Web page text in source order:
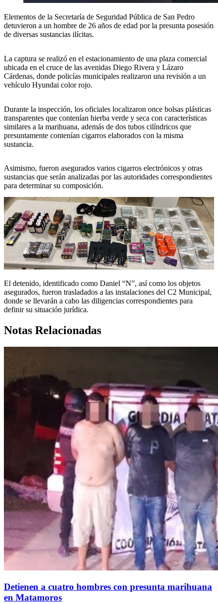
Elementos de la Secretaría de Seguridad Pública de San Pedro
detuvieron a un hombre de 26 años de edad por la presunta posesión
de diversas sustancias ilícitas.
La captura se realizó en el estacionamiento de una plaza comercial
ubicada en el cruce de las avenidas Diego Rivera y Lázaro
Cárdenas, donde policías municipales realizaron una revisión a un
vehículo Hyundai color rojo.
Durante la inspección, los oficiales localizaron once bolsas plásticas
transparentes que contenían hierba verde y seca con características
similares a la marihuana, además de dos tubos cilíndricos que
presuntamente contenían cigarros elaborados con la misma
sustancia.
Asimismo, fueron asegurados varios cigarros electrónicos y otras
sustancias que serán analizadas por las autoridades correspondientes
para determinar su composición.
El detenido, identificado como Daniel “N”, así como los objetos
asegurados, fueron trasladados a las instalaciones del C2 Municipal,
donde se llevarán a cabo las diligencias correspondientes para
definir su situación jurídica.
Notas Relacionadas
Detienen a cuatro hombres con presunta marihuana
en Matamoros